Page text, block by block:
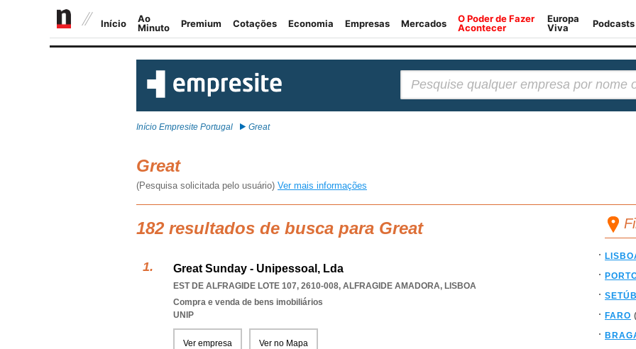
Início Empresite Portugal Great
Great
(Pesquisa solicitada pelo usuário) Ver mais informações
182 resultados de busca para Great
Great Sunday - Unipessoal, Lda
EST DE ALFRAGIDE LOTE 107, 2610-008, ALFRAGIDE AMADORA, LISBOA
Compra e venda de bens imobiliários
UNIP
Ver empresa Ver no Mapa
FARO